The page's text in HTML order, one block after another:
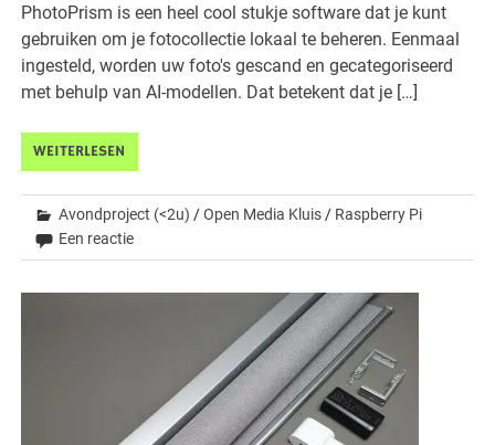
PhotoPrism is een heel cool stukje software dat je kunt
gebruiken om je fotocollectie lokaal te beheren. Eenmaal
ingesteld, worden uw foto's gescand en gecategoriseerd
met behulp van AI-modellen. Dat betekent dat je […]
WEITERLESEN
Avondproject (<2u) /Open Media Kluis / Raspberry Pi
Een reactie